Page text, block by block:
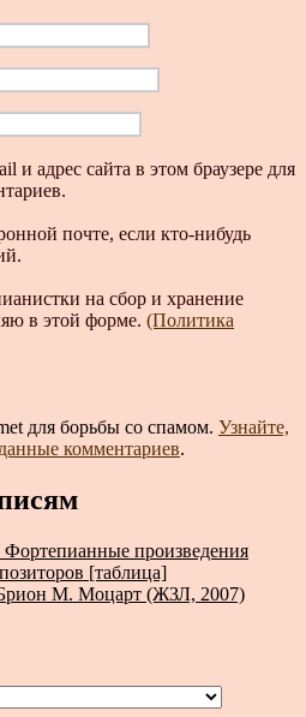
и адрес сайта в этом браузере для
почте, если кто-нибудь
на сбор и хранение
в этой форме. (Политика
для борьбы со спамом. Узнайте,
комментариев.
Фортепианные произведения
[таблица]
М. Моцарт (ЖЗЛ, 2007)